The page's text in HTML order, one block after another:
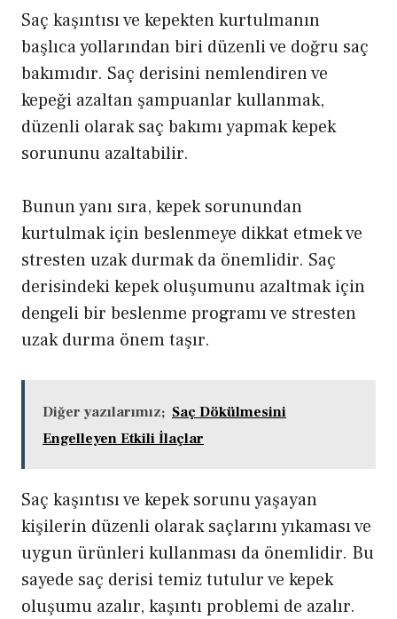
Saç kaşıntısı ve kepekten kurtulmanın
başlıca yollarından biri düzenli ve doğru saç
bakımıdır. Saç derisini nemlendiren ve
kepeği azaltan şampuanlar kullanmak,
düzenli olarak saç bakımı yapmak kepek
sorununu azaltabilir.
Bunun yanı sıra, kepek sorunundan
kurtulmak için beslenmeye dikkat etmek ve
stresten uzak durmak da önemlidir. Saç
derisindeki kepek oluşumunu azaltmak için
dengeli bir beslenme programı ve stresten
uzak durma önem taşır.
Diğer yazılarımız; Saç Dökülmesini
Engelleyen Etkili İlaçlar
Saç kaşıntısı ve kepek sorunu yaşayan
kişilerin düzenli olarak saçlarını yıkaması ve
uygun ürünleri kullanması da önemlidir. Bu
sayede saç derisi temiz tutulur ve kepek
oluşumu azalır, kaşıntı problemi de azalır.